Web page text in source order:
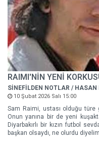
RAIMI'NİN YENİ
SİNEFİLDEN NOTLAR / HASAN
10 Şubat 2026 Salı 15:00
Sam Raimi, ustası olduğu türe
Onun yanına bir de yeni
Diyarbakırlı bir kızın futbol
başkan olsaydı, ne olurdu diyelim.